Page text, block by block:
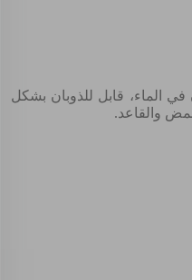
الماء، قابل للذوبان بشكل
والقاعد.